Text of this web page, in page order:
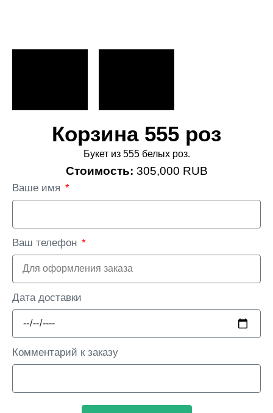
Корзина 555 роз
Букет из 555 белых роз.
Стоимость: 305,000 RUB
Ваше имя
Ваш телефон
Дата доставки
Комментарий к заказу